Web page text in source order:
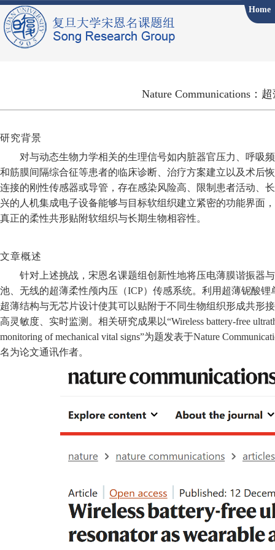
Home
Nature Communications：
研究背景
对与动态生物力学相关的生理信号如内脏器官压力、呼吸
和筋膜间隔综合征等患者的临床诊断、治疗方案建立以及术后
连接的刚性传感器或导管，存在感染风险高、限制患者活动、
兴的人机集成电子设备能够与目标软组织建立紧密的功能界面 ，
真正的柔性共形贴附软组织与长期生物相容性。
文章概述
针对上述挑战，宋恩名课题组创新性地将压电薄膜谐振器
池、无线的超薄柔性颅内压（ICP） 传感系统。利用超薄铌酸锂
超薄结构与无芯片设计使其可以贴附于不同生物组织形成共形
高灵敏度、实时监测。相关研究成果以“Wireless battery-free
monitoring of mechanical vital signs”为题发表于Nature
名为论文通讯作者。